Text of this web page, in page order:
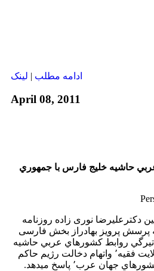
ادامه مطلب | لينک
April 08, 2011
حاشيه خليج فارس با جمهوري
دکترعليرضا نوری زاده روزنامه
پرسش پرويز بهادراز بخش فارسی
تيرگي روابط كشورهاي عربي حاشيه
خليج فارس با جمهوري ولايت فقيه٬ واتهام دخالت رژيم حاكم
بر تهران در امور داخلي كشورهاي جهان عرب٬ پاسخ ميدهد.